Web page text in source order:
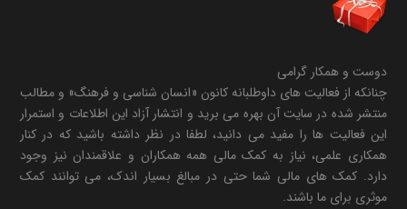
دوست و همکار گرامی
چنانکه از فعالیت های داوطلبانه کانون «انسان شناسی و فرهنگ» و مطالب
منتشر شده در سایت آن بهره می برید و انتشار آزاد این اطلاعات و استمرار
این فعالیت ها را مفید می دانید، لطفا در نظر داشته باشید که در کنار
همکاری علمی، نیاز به کمک مالی همه همکاران و علاقمندان نیز وجود
دارد. کمک های مالی شما حتی در مبالغ بسیار اندک، می توانند کمک
موثری برای ما باشند.